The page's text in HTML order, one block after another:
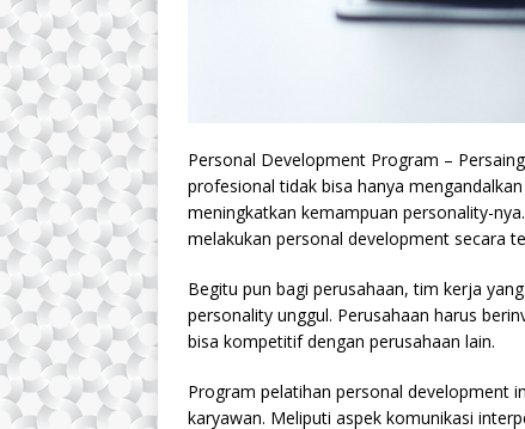
Personal Development Program –
profesional tidak bisa hanya
meningkatkan kemampuan personality-
melakukan personal development secara
Begitu pun bagi perusahaan, tim kerja
personality unggul. Perusahaan harus
bisa kompetitif dengan perusahaan lain.
Program pelatihan personal development
karyawan. Meliputi aspek komunikasi